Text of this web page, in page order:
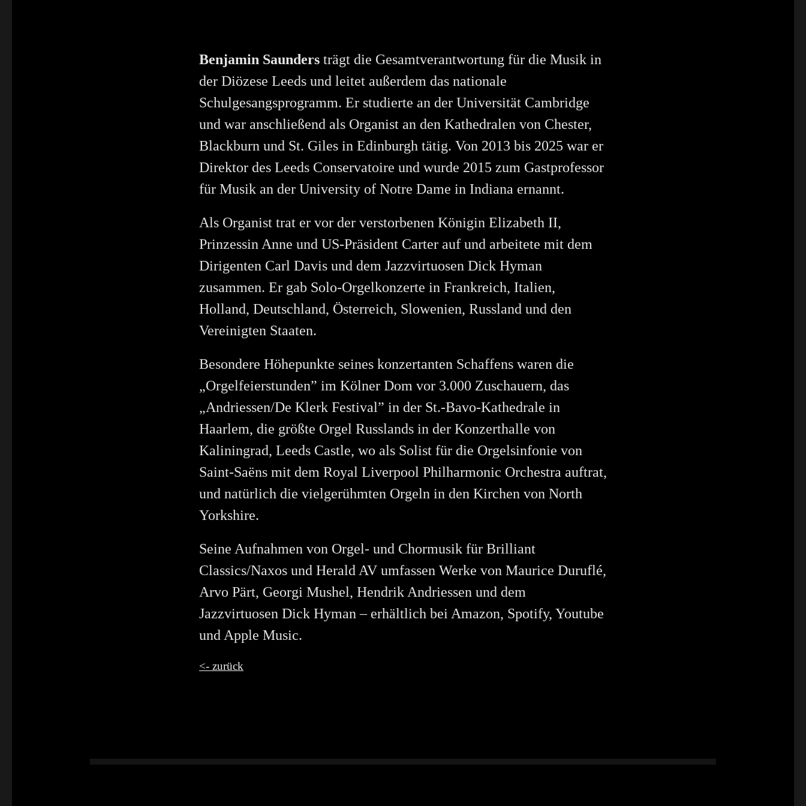
Benjamin Saunders trägt die Gesamtverantwortung für die Musik in
der Diözese Leeds und leitet außerdem das nationale
Schulgesangsprogramm. Er studierte an der Universität Cambridge
und war anschließend als Organist an den Kathedralen von Chester,
Blackburn und St. Giles in Edinburgh tätig. Von 2013 bis 2025 war er
Direktor des Leeds Conservatoire und wurde 2015 zum Gastprofessor
für Musik an der University of Notre Dame in Indiana ernannt.
Als Organist trat er vor der verstorbenen Königin Elizabeth II,
Prinzessin Anne und US-Präsident Carter auf und arbeitete mit dem
Dirigenten Carl Davis und dem Jazzvirtuosen Dick Hyman
zusammen. Er gab Solo-Orgelkonzerte in Frankreich, Italien,
Holland, Deutschland, Österreich, Slowenien, Russland und den
Vereinigten Staaten.
Besondere Höhepunkte seines konzertanten Schaffens waren die
„Orgelfeierstunden” im Kölner Dom vor 3.000 Zuschauern, das
„Andriessen/De Klerk Festival” in der St.-Bavo-Kathedrale in
Haarlem, die größte Orgel Russlands in der Konzerthalle von
Kaliningrad, Leeds Castle, wo als Solist für die Orgelsinfonie von
Saint-Saëns mit dem Royal Liverpool Philharmonic Orchestra auftrat,
und natürlich die vielgerühmten Orgeln in den Kirchen von North
Yorkshire.
Seine Aufnahmen von Orgel- und Chormusik für Brilliant
Classics/Naxos und Herald AV umfassen Werke von Maurice Duruflé,
Arvo Pärt, Georgi Mushel, Hendrik Andriessen und dem
Jazzvirtuosen Dick Hyman – erhältlich bei Amazon, Spotify, Youtube
und Apple Music.
<- zurück